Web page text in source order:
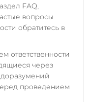
FAQ,
вопросы
обратитесь в
ответственности
через
проведением